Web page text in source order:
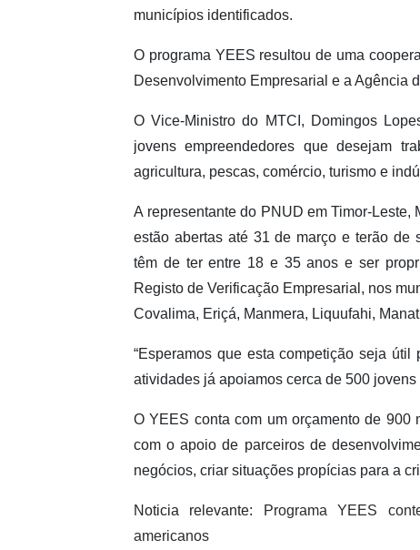
municípios identificados.
O programa YEES resultou de uma
Desenvolvimento Empresarial e a Agência
O Vice-Ministro do MTCI, Domingos
jovens empreendedores que desejam
agricultura, pescas, comércio, turismo e
A representante do PNUD em Timor-
estão abertas até 31 de março e terão de
têm de ter entre 18 e 35 anos e ser
Registo de Verificação Empresarial, nos
Covalima, Eriçá, Manmera, Liquufahi,
“Esperamos que esta competição seja
atividades já apoiamos cerca de 500
O YEES conta com um orçamento de 900
com o apoio de parceiros de
negócios, criar situações propícias para a
Noticia relevante:
Programa YEES
americanos